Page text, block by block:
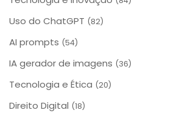
Uso do ChatGPT (82)
AI prompts (54)
IA gerador de imagens (36)
Tecnologia e Ética (20)
Direito Digital (18)